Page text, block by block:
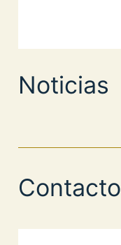
Noticias
Contacto